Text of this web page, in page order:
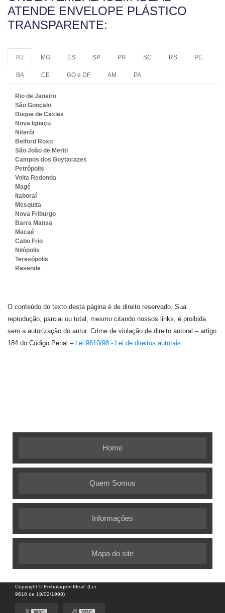
ATENDE ENVELOPE PLÁSTICO
TRANSPARENTE:
RJ MG ES SP PR SC RS PE
BA CE GO e DF AM PA
Rio de Janeiro
São Gonçalo
Duque de Caxias
Nova Iguaçu
Niterói
Belford Roxo
São João de Meriti
Campos dos Goytacazes
Petrópolis
Volta Redonda
Magé
Itaboraí
Mesquita
Nova Friburgo
Barra Mansa
Macaé
Cabo Frio
Nilópolis
Teresópolis
Resende
O conteúdo do texto desta página é de direito reservado. Sua
reprodução, parcial ou total, mesmo citando nossos links, é proibida
sem a autorização do autor. Crime de violação de direito autoral – artigo
184 do Código Penal – Lei 9610/98 - Lei de direitos autorais.
Home
Quem Somos
Informações
Mapa do site
Copyright © Embalagem Ideal. (Lei
9610 de 19/02/1998)
W3C W3C